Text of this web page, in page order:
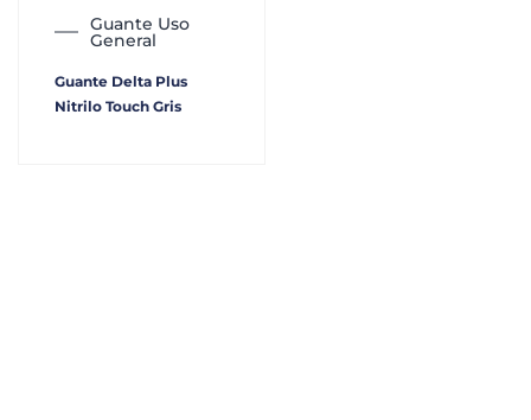
Guante Uso
General
Guante Delta Plus
Nitrilo Touch Gris